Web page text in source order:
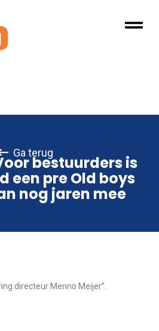
Ga terug
bestuurders is
een pre Old boys
nog jaren mee
directeur Menno Meijer”.